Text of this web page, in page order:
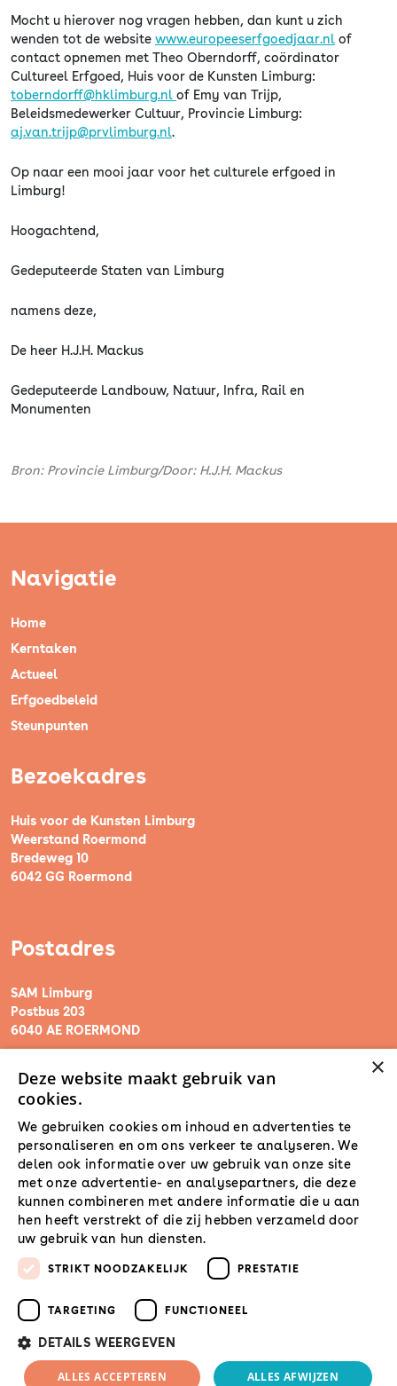
Mocht u hierover nog vragen hebben, dan kunt u zich
wenden tot de website www.europeeserfgoedjaar.nl of
contact opnemen met Theo Oberndorff, coördinator
Cultureel Erfgoed, Huis voor de Kunsten Limburg:
toberndorff@hklimburg.nl of Emy van Trijp,
Beleidsmedewerker Cultuur, Provincie Limburg:
aj.van.trijp@prvlimburg.nl.
Op naar een mooi jaar voor het culturele erfgoed in
Limburg!
Hoogachtend,
Gedeputeerde Staten van Limburg
namens deze,
De heer H.J.H. Mackus
Gedeputeerde Landbouw, Natuur, Infra, Rail en
Monumenten
Bron: Provincie Limburg/Door: H.J.H. Mackus
Navigatie
Home
Kerntaken
Actueel
Erfgoedbeleid
Steunpunten
Bezoekadres
Huis voor de Kunsten Limburg
Weerstand Roermond
Bredeweg 10
6042 GG Roermond
Postadres
SAM Limburg
Postbus 203
6040 AE ROERMOND
steunpunt@sam-limburg.nl
0475-399281
© 2026 SamLimburg |
Maatwerk websitedoor Privacyverklaring Disclaimer Cookies
×
Deze website maakt gebruik van
cookies.
We gebruiken cookies om inhoud en advertenties te
personaliseren en om ons verkeer te analyseren. We
delen ook informatie over uw gebruik van onze site
met onze advertentie- en analysepartners, die deze
kunnen combineren met andere informatie die u aan
hen heeft verstrekt of die zij hebben verzameld door
uw gebruik van hun diensten.
STRIKT NOODZAKELIJK PRESTATIE
TARGETING FUNCTIONEEL
DETAILS WEERGEVEN
ALLES ACCEPTEREN ALLES AFWIJZEN